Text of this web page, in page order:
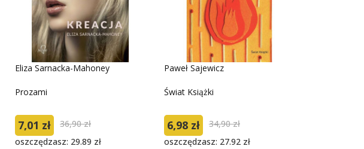
Eliza Sarnacka-Mahoney
Prozami
7,01 zł
36,90 zł
oszczędzasz: 29.89 zł
Paweł Sajewicz
Świat Książki
6,98 zł
34,90 zł
oszczędzasz: 27.92 zł